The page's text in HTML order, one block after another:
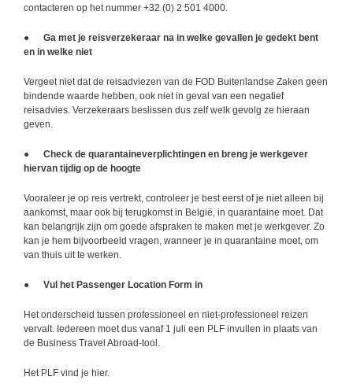
contacteren op het nummer +32 (0) 2 501 4000.
● Ga met je reisverzekeraar na in welke gevallen je gedekt bent
en in welke niet
Vergeet niet dat de reisadviezen van de FOD Buitenlandse Zaken geen
bindende waarde hebben, ook niet in geval van een negatief
reisadvies. Verzekeraars beslissen dus zelf welk gevolg ze hieraan
geven.
● Check de quarantaineverplichtingen en breng je werkgever
hiervan tijdig op de hoogte
Vooraleer je op reis vertrekt, controleer je best eerst of je niet alleen bij
aankomst, maar ook bij terugkomst in België, in quarantaine moet. Dat
kan belangrijk zijn om goede afspraken te maken met je werkgever. Zo
kan je hem bijvoorbeeld vragen, wanneer je in quarantaine moet, om
van thuis uit te werken.
● Vul het Passenger Location Form in
Het onderscheid tussen professioneel en niet-professioneel reizen
vervalt. Iedereen moet dus vanaf 1 juli een PLF invullen in plaats van
de Business Travel Abroad-tool.
Het PLF vind je hier.